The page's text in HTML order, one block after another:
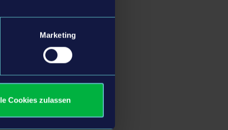
Marketing
Cookies zulassen
Flug!
Geschlecht,
stehen ihnen
im Laufe des
sofort zum Preis